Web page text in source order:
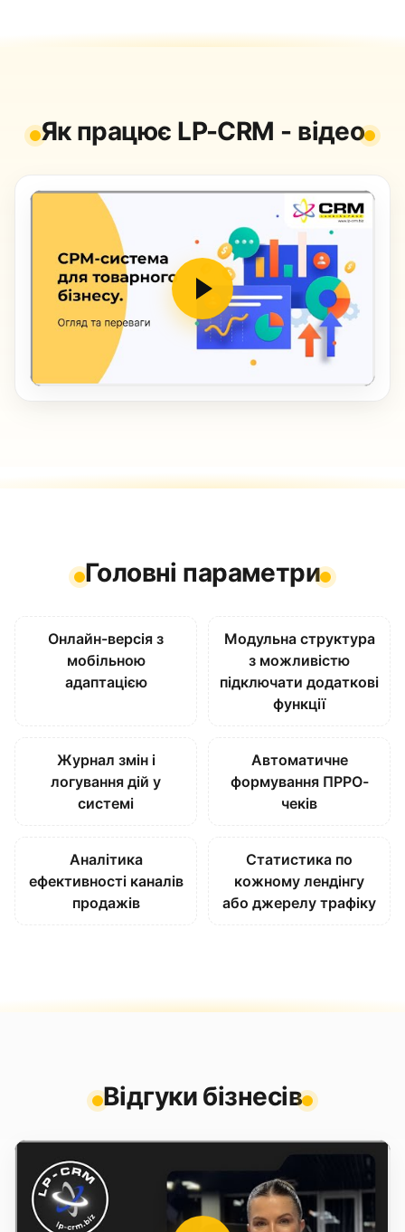
Як працює LP-CRM - відео
Головні параметри
Онлайн-версія з
мобільною
адаптацією
Модульна структура
з можливістю
підключати додаткові
функції
Журнал змін і
логування дій у
системі
Автоматичне
формування ПРРО-
чеків
Аналітика
ефективності каналів
продажів
Статистика по
кожному лендінгу
або джерелу трафіку
Відгуки бізнесів